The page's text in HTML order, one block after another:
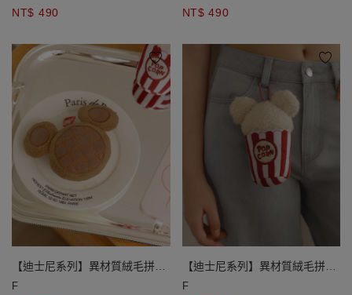
NT$ 490 NT$ 490
【迪士尼系列】異材質絨毛拼接
玩偶造型收納購物袋吊飾
F
【迪士尼系列】異材質絨毛拼接
玩偶造型收納購物袋吊飾
F